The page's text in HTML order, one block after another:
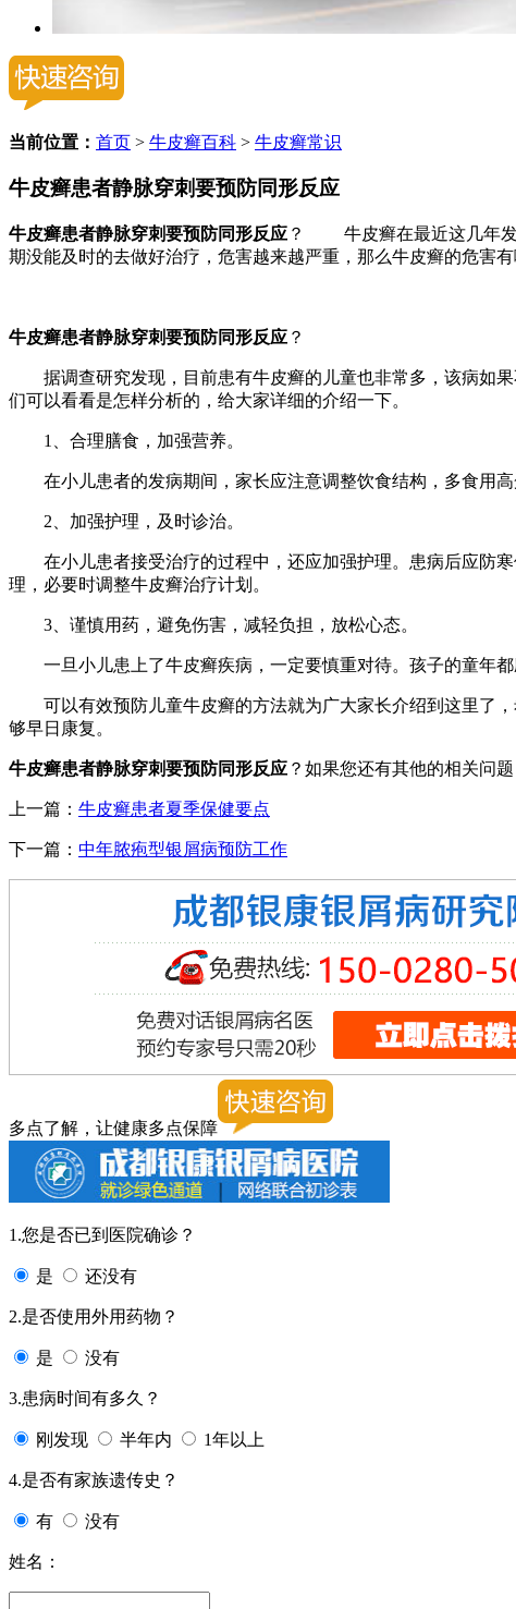
当前位置： 首页 > 牛皮癣百科 > 牛皮癣常识
牛皮癣患者静脉穿刺要预防同形反应
牛皮癣患者静脉穿刺要预防同形反应 ？ 牛皮癣在最近这几年发
期没能及时的去做好治疗，危害越来越严重，那么牛皮癣的危害有
牛皮癣患者静脉穿刺要预防同形反应 ？
据调查研究发现，目前患有牛皮癣的儿童也非常多，该病如果
们可以看看是怎样分析的，给大家详细的介绍一下。
1、合理膳食，加强营养。
在小儿患者的发病期间，家长应注意调整饮食结构，多食用高
2、加强护理，及时诊治。
在小儿患者接受治疗的过程中，还应加强护理。患病后应防寒
理，必要时调整牛皮癣治疗计划。
3、谨慎用药，避免伤害，减轻负担，放松心态。
一旦小儿患上了牛皮癣疾病，一定要慎重对待。孩子的童年都
可以有效预防儿童牛皮癣的方法就为广大家长介绍到这里了，
够早日康复。
牛皮癣患者静脉穿刺要预防同形反应 ？如果您还有其他的相关问
上一篇： 牛皮癣患者夏季保健要点
下一篇： 中年脓疱型银屑病预防工作
多点了解，让健康多点保障
1.您是否已到医院确诊？
是 还没有
2.是否使用外用药物？
是 没有
3.患病时间有多久？
刚发现 半年内 1年以上
4.是否有家族遗传史？
有 没有
姓名：